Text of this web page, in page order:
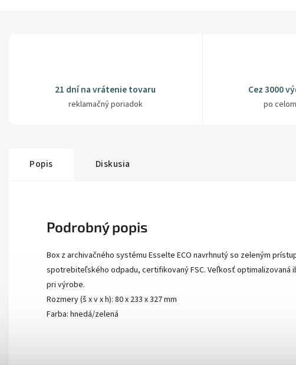
21 dní na vrátenie tovaru
reklamačný poriadok
Cez 3000
po
Popis Diskusia
Podrobný popis
Box z archivačného systému Esselte ECO navrhnutý so zeleným
spotrebiteľského odpadu, certifikovaný FSC. Veľkosť optimalizovaná
pri výrobe.
Rozmery (š x v x h): 80 x 233 x 327 mm
Farba: hnedá/zelená